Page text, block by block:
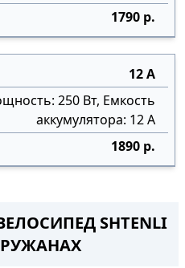
1790 р.
12 А
250 Вт, Емкость
аккумулятора: 12 А
1890 р.
SHTENLI